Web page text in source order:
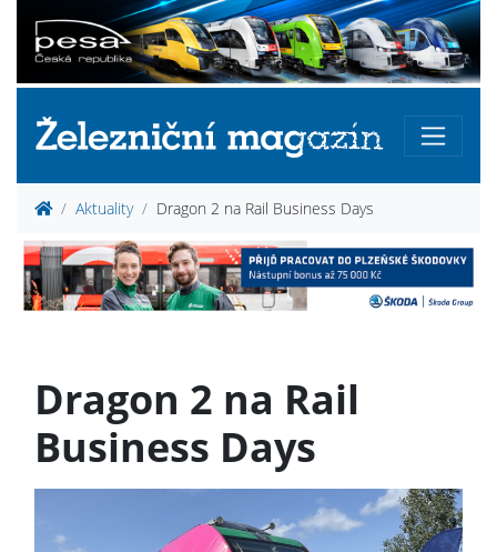
Aktuality Dragon 2 na Rail Business Days
Dragon 2 na Rail
Business Days